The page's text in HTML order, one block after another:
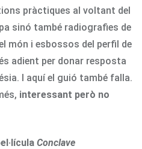
pràctiques al voltant del
sinó també radiografies de
món i esbossos del perfil de
adient per donar resposta
I aquí el guió també falla.
interessant però no
Conclave